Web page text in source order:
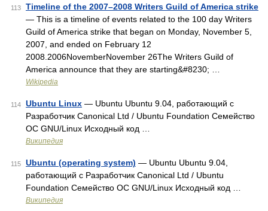
113
Timeline of the 2007–2008 Writers Guild of America strike
— This is a timeline of events related to the 100 day Writers
Guild of America strike that began on Monday, November 5,
2007, and ended on February 12
2008.2006NovemberNovember 26The Writers Guild of
America announce that they are starting&#8230; …
Wikipedia
114 Ubuntu Linux — Ubuntu Ubuntu 9.04, работающий с
Разработчик Canonical Ltd / Ubuntu Foundation Семейство
ОС GNU/Linux Исходный код …
Википедия
115 Ubuntu (operating system) — Ubuntu Ubuntu 9.04,
работающий с Разработчик Canonical Ltd / Ubuntu
Foundation Семейство ОС GNU/Linux Исходный код …
Википедия